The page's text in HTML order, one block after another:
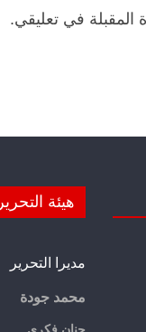
المقبلة في تعليقي.
هيئة التحرير
مديرا التحرير
محمد جودة